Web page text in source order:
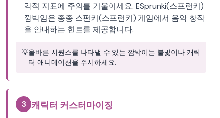
각적 지표에 주의를 기울이세요. ESprunki(스프런키)
깜박임은 종종 스펀키(스프런키) 게임에서 음악 창작
을 안내하는 힌트를 제공합니다.
💡올바른 시퀀스를 나타낼 수 있는 깜박이는 불빛이나 캐릭
터 애니메이션을 주시하세요.
3 캐릭터 커스터마이징